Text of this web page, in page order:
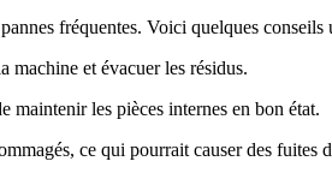
fréquentes. Voici quelques conseils
machine et évacuer les résidus.
maintenir les pièces internes en bon état.
ce qui pourrait causer des fuites